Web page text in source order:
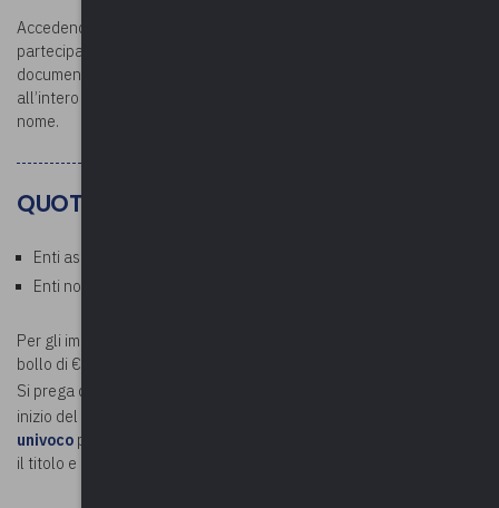
Accedendo all’area riservata dopo la conclusione del corso, i
partecipanti potranno scaricare l’attestato di partecipazione e la
documentazione. L’attestato verrà rilasciato per la partecipazione
all’intero corso: si raccomanda la partecipazione con il proprio
nome.
QUOTE
Enti associati: Gratuito
Enti non associati: € 50,00 a persona (esente IVA)
Per gli importi superiori a € 75,00 verrà addebitata la marca da
bollo di € 2,00.
Si prega di
inizio del corso,
univoco per la fatturazione, specificando nell'oggetto della e-mail
il titolo e la data del corso.